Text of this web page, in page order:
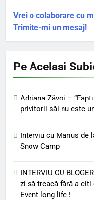
Vrei o colaborare cu
Trimite-mi un mesaj!
Pe Acelasi
Adriana Zăvoi –
privitorii săi nu este
Interviu cu Marius de
Snow Camp
INTERVIU CU
zi să treacă fără a
Event long life !